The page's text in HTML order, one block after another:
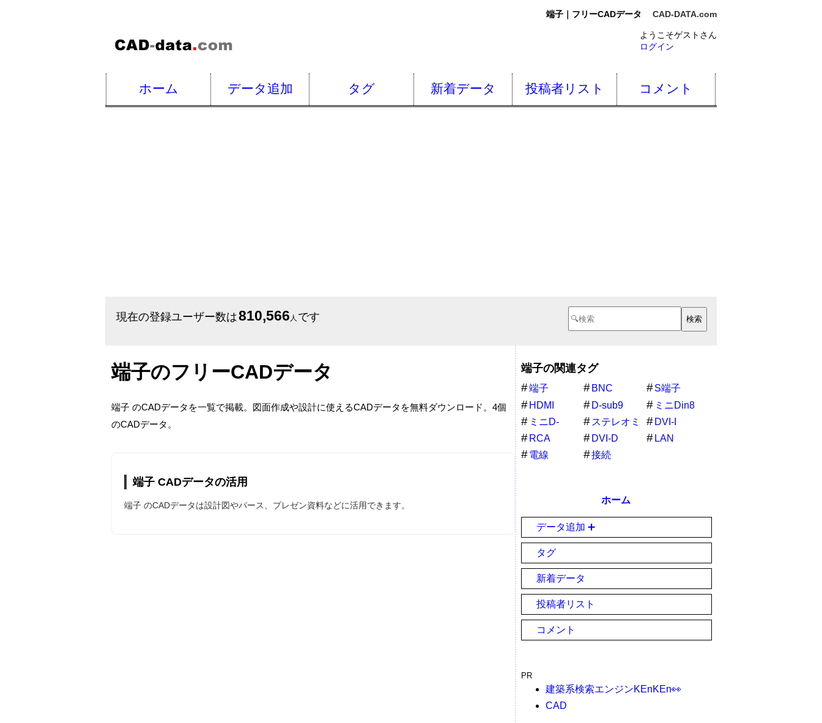
端子｜フリーCADデータ CAD-DATA.com
ようこそゲストさん
ログイン
ホーム データ追加 タグ 新着データ 投稿者リスト コメント
現在の登録ユーザー数は810,566 人 です
端子のフリーCADデータ
端子 のCADデータを一覧で掲載。図面作成や設計に使えるCADデータを無料ダウンロード。4個
のCADデータ。
端子 CADデータの活用
端子 のCADデータは設計図やパース、プレゼン資料などに活用できます。
端子の関連タグ
端子 BNC
S端子
HDMI
D-sub9
ミニDin8
ミニD-
sub15
ステレオミ
ニジャック
DVI-I
RCA
DVI-D
LAN
電線
接続
ホーム
データ追加 ➕
タグ
新着データ
投稿者リスト
コメント
PR
建築系検索エンジンKEnKEn👀
CAD